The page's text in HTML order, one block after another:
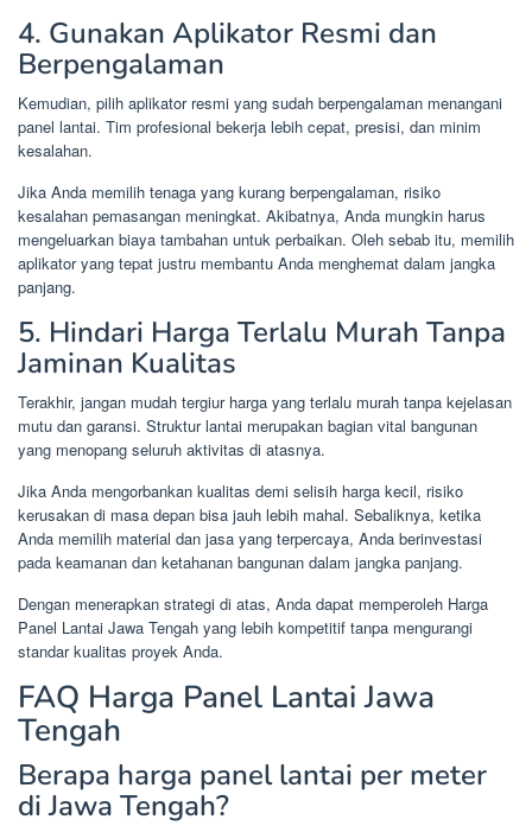
4. Gunakan Aplikator Resmi dan
Berpengalaman
Kemudian, pilih aplikator resmi yang sudah berpengalaman menangani
panel lantai. Tim profesional bekerja lebih cepat, presisi, dan minim
kesalahan.
Jika Anda memilih tenaga yang kurang berpengalaman, risiko
kesalahan pemasangan meningkat. Akibatnya, Anda mungkin harus
mengeluarkan biaya tambahan untuk perbaikan. Oleh sebab itu, memilih
aplikator yang tepat justru membantu Anda menghemat dalam jangka
panjang.
5. Hindari Harga Terlalu Murah Tanpa
Jaminan Kualitas
Terakhir, jangan mudah tergiur harga yang terlalu murah tanpa kejelasan
mutu dan garansi. Struktur lantai merupakan bagian vital bangunan
yang menopang seluruh aktivitas di atasnya.
Jika Anda mengorbankan kualitas demi selisih harga kecil, risiko
kerusakan di masa depan bisa jauh lebih mahal. Sebaliknya, ketika
Anda memilih material dan jasa yang terpercaya, Anda berinvestasi
pada keamanan dan ketahanan bangunan dalam jangka panjang.
Dengan menerapkan strategi di atas, Anda dapat memperoleh Harga
Panel Lantai Jawa Tengah yang lebih kompetitif tanpa mengurangi
standar kualitas proyek Anda.
FAQ Harga Panel Lantai Jawa
Tengah
Berapa harga panel lantai per meter
di Jawa Tengah?